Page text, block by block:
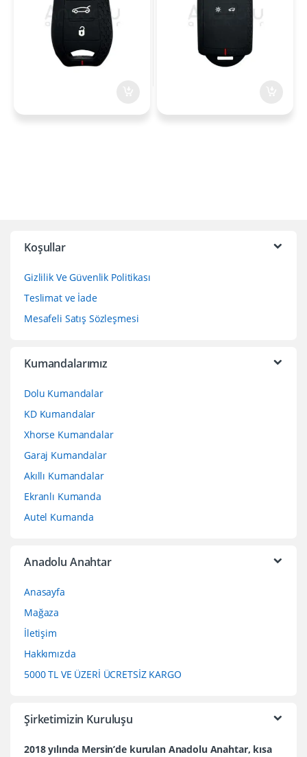
Koşullar
Gizlilik Ve Güvenlik Politikası
Teslimat ve İade
Mesafeli Satış Sözleşmesi
Kumandalarımız
Dolu Kumandalar
KD Kumandalar
Xhorse Kumandalar
Garaj Kumandalar
Akıllı Kumandalar
Ekranlı Kumanda
Autel Kumanda
Anadolu Anahtar
Anasayfa
Mağaza
İletişim
Hakkımızda
5000 TL VE ÜZERİ ÜCRETSİZ KARGO
Şirketimizin Kuruluşu
2018 yılında Mersin’de kurulan Anadolu Anahtar, kısa